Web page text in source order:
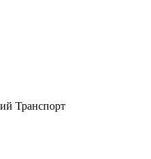
Транспорт